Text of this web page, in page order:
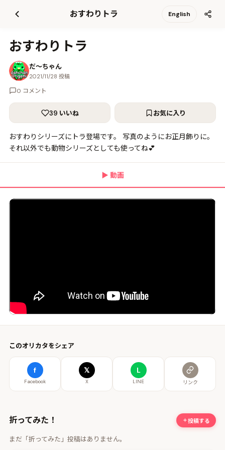
おすわりトラ English
おすわりトラ
だ〜ちゃん
2021/11/28 投稿
0 コメント
39 いいね お気に入り
おすわりシリーズにトラ登場です。 写真のようにお正月飾りに。
それ以外でも動物シリーズとしても使ってね💕
▶ 動画
このオリカタをシェア
f
Facebook
𝕏
X
L
LINE リンク
折ってみた！ 投稿する
まだ「折ってみた」投稿はありません。